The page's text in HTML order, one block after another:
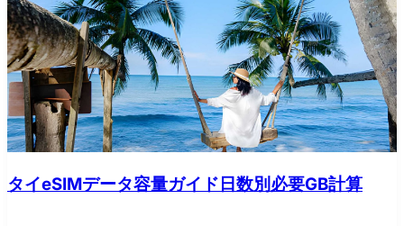
タイeSIMデータ容量ガイド日数別必要GB計算